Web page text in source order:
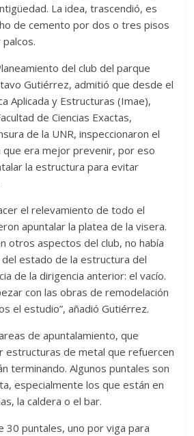
La idea, trascendió, es
de cemento por dos o tres pisos
del club del parque
Gutiérrez, admitió que desde el
Aplicada y Estructuras (Imae),
de Ciencias Exactas,
de la UNR, inspeccionaron el
era mejor prevenir, por eso
la estructura para evitar
el relevamiento de todo el
apuntalar la platea de la visera.
otros aspectos del club, no había
del estado de la estructura del
de la dirigencia anterior: el vacío.
con las obras de remodelación
el estudio”, añadió Gutiérrez.
de apuntalamiento, que
estructuras de metal que refuercen
terminando. Algunos puntales son
especialmente los que están en
la caldera o el bar.
30 puntales, uno por viga para